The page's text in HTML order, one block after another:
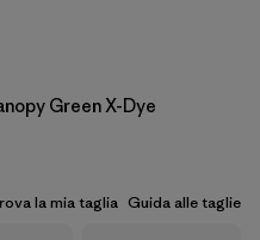
Green X-Dye
Green X-Dye
la mia taglia Guida alle taglie